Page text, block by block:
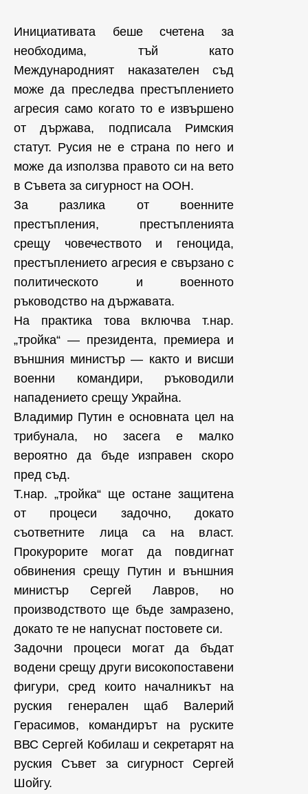
Инициативата беше счетена за
необходима, тъй като
Международният наказателен съд
може да преследва престъплението
агресия само когато то е извършено
от държава, подписала Римския
статут. Русия не е страна по него и
може да използва правото си на вето
в Съвета за сигурност на ООН.
За разлика от военните
престъпления, престъпленията
срещу човечеството и геноцида,
престъплението агресия е свързано с
политическото и военното
ръководство на държавата.
На практика това включва т.нар.
„тройка“ — президента, премиера и
външния министър — както и висши
военни командири, ръководили
нападението срещу Украйна.
Владимир Путин е основната цел на
трибунала, но засега е малко
вероятно да бъде изправен скоро
пред съд.
Т.нар. „тройка“ ще остане защитена
от процеси задочно, докато
съответните лица са на власт.
Прокурорите могат да повдигнат
обвинения срещу Путин и външния
министър Сергей Лавров, но
производството ще бъде замразено,
докато те не напуснат постовете си.
Задочни процеси могат да бъдат
водени срещу други високопоставени
фигури, сред които началникът на
руския генерален щаб Валерий
Герасимов, командирът на руските
ВВС Сергей Кобилаш и секретарят на
руския Съвет за сигурност Сергей
Шойгу.